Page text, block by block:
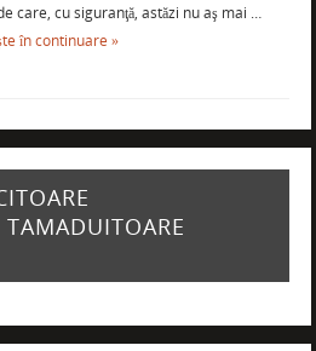
care, cu siguranţă, astăzi nu aş mai …
în continuare »
TAMADUITOARE